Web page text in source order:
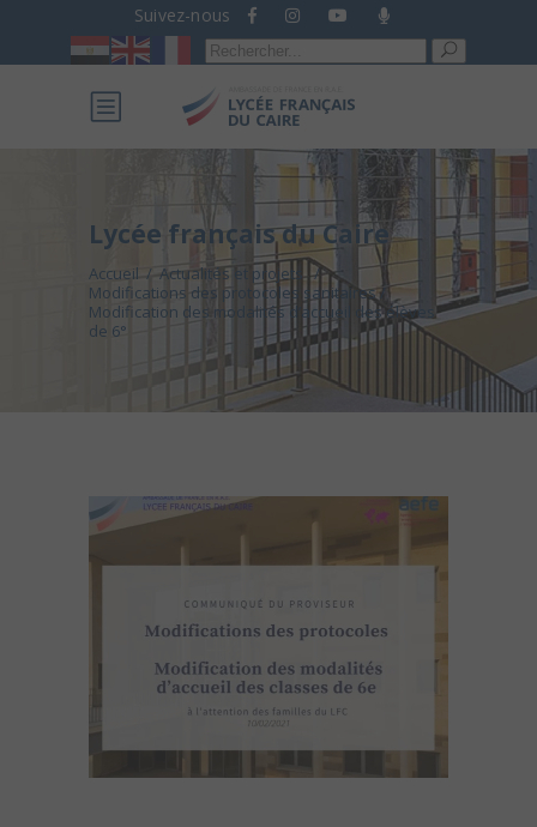
Suivez-nous
Recherche
pour :
Lycée français du Caire
Accueil / Actualités et projets
/
Modifications des protocoles sanitaires /
Modification des modalités d’accueil des élèves
de 6°